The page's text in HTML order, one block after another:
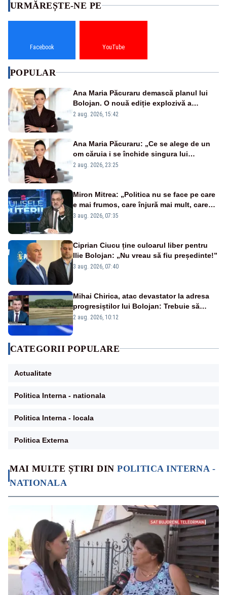
MAI MULTE ȘTIRI DINPOLITICA INTERNA -
NATIONALA
URMĂREȘTE-NE PE
Facebook YouTube
POPULAR
Ana Maria Păcuraru demască planul lui
Bolojan. O nouă ediție explozivă a
emisiunii „Miza Zilei” la Realitatea PLUS
2 aug. 2026, 15:42
Ana Maria Păcuraru: „Ce se alege de un
om căruia i se închide singura lui
portiță?”
2 aug. 2026, 23:25
Miron Mitrea: „Politica nu se face pe care
e mai frumos, care înjură mai mult, care
țipă mai tare, ci pe proiecte”
3 aug. 2026, 07:35
Ciprian Ciucu ține culoarul liber pentru
Ilie Bolojan: „Nu vreau să fiu președinte!”
3 aug. 2026, 07:40
Mihai Chirica, atac devastator la adresa
progresiștilor lui Bolojan: Trebuie să
protejăm și natura, dar nu șținem omaneii
2 aug. 2026, 10:12
CATEGORII POPULARE
Actualitate
Politica Interna - nationala
Politica Interna - locala
Politica Externa